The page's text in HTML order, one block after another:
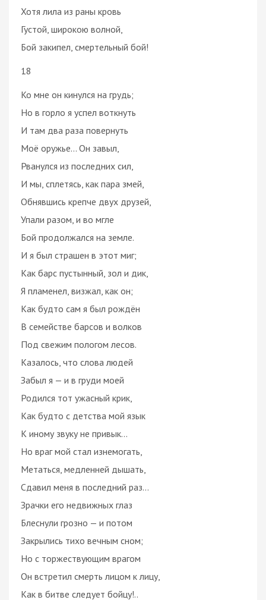
Хотя лила из раны кровь
Густой, широкою волной,
Бой закипел, смертельный бой!
18
Ко мне он кинулся на грудь;
Но в горло я успел воткнуть
И там два раза повернуть
Моё оружье… Он завыл,
Рванулся из последних сил,
И мы, сплетясь, как пара змей,
Обнявшись крепче двух друзей,
Упали разом, и во мгле
Бой продолжался на земле.
И я был страшен в этот миг;
Как барс пустынный, зол и дик,
Я пламенел, визжал, как он;
Как будто сам я был рождён
В семействе барсов и волков
Под свежим пологом лесов.
Казалось, что слова людей
Забыл я — и в груди моей
Родился тот ужасный крик,
Как будто с детства мой язык
К иному звуку не привык…
Но враг мой стал изнемогать,
Метаться, медленней дышать,
Сдавил меня в последний раз…
Зрачки его недвижных глаз
Блеснули грозно — и потом
Закрылись тихо вечным сном;
Но с торжествующим врагом
Он встретил смерть лицом к лицу,
Как в битве следует бойцу!..